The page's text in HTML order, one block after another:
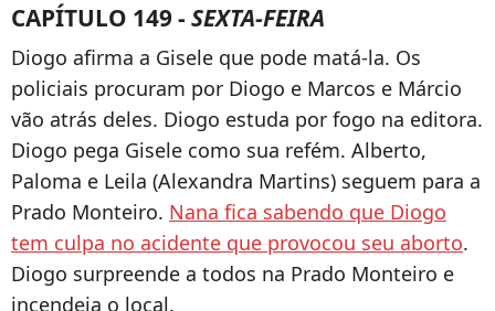
CAPÍTULO 149 - SEXTA-FEIRA
Diogo afirma a Gisele que pode matá-la. Os
policiais procuram por Diogo e Marcos e Márcio
vão atrás deles. Diogo estuda por fogo na editora.
Diogo pega Gisele como sua refém. Alberto,
Paloma e Leila (Alexandra Martins) seguem para a
Prado Monteiro. Nana fica sabendo que Diogo
tem culpa no acidente que provocou seu aborto.
Diogo surpreende a todos na Prado Monteiro e
incendeia o local.